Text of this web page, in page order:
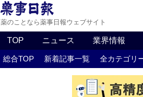
薬のことなら薬事日報ウェブサイト
TOP ニュース 業界情報
総合TOP 新着記事一覧 全カテゴリ